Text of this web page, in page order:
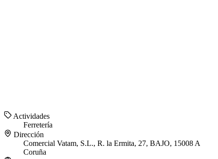
Actividades
Ferretería
Dirección
Comercial Vatam, S.L., R. la Ermita, 27, BAJO, 15008 A
Coruña